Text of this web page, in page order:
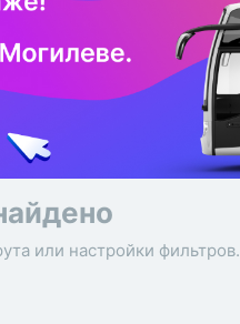
или настройки фильтров.